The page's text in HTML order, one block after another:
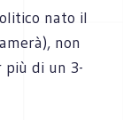
nato il
non
più di un 3-